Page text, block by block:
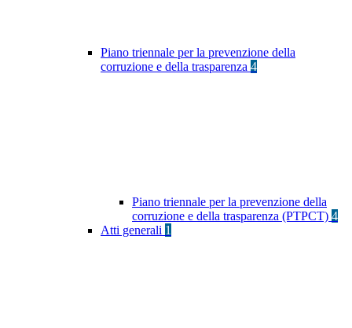
Piano triennale per la prevenzione della
corruzione e della trasparenza 4
Piano triennale per la prevenzione della
corruzione e della trasparenza (PTPCT) 4
Atti generali 1